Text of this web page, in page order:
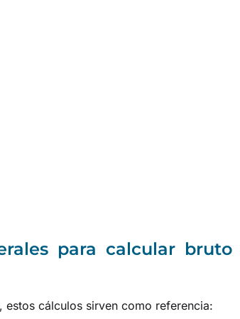
para calcular bruto
estos cálculos sirven como referencia: